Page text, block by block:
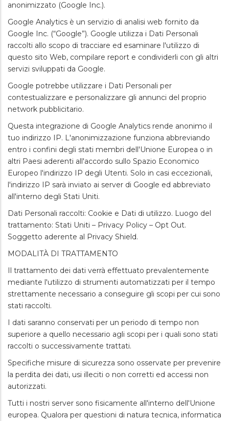
anonimizzato (Google Inc.).
Google Analytics è un servizio di analisi web fornito da
Google Inc. (“Google”). Google utilizza i Dati Personali
raccolti allo scopo di tracciare ed esaminare l'utilizzo di
questo sito Web, compilare report e condividerli con gli altri
servizi sviluppati da Google.
Google potrebbe utilizzare i Dati Personali per
contestualizzare e personalizzare gli annunci del proprio
network pubblicitario.
Questa integrazione di Google Analytics rende anonimo il
tuo indirizzo IP. L'anonimizzazione funziona abbreviando
entro i confini degli stati membri dell'Unione Europea o in
altri Paesi aderenti all'accordo sullo Spazio Economico
Europeo l'indirizzo IP degli Utenti. Solo in casi eccezionali,
l'indirizzo IP sarà inviato ai server di Google ed abbreviato
all'interno degli Stati Uniti.
Dati Personali raccolti: Cookie e Dati di utilizzo. Luogo del
trattamento: Stati Uniti – Privacy Policy – Opt Out.
Soggetto aderente al Privacy Shield.
MODALITÀ DI TRATTAMENTO
Il trattamento dei dati verrà effettuato prevalentemente
mediante l'utilizzo di strumenti automatizzati per il tempo
strettamente necessario a conseguire gli scopi per cui sono
stati raccolti.
I dati saranno conservati per un periodo di tempo non
superiore a quello necessario agli scopi per i quali sono stati
raccolti o successivamente trattati.
Specifiche misure di sicurezza sono osservate per prevenire
la perdita dei dati, usi illeciti o non corretti ed accessi non
autorizzati.
Tutti i nostri server sono fisicamente all'interno dell'Unione
europea. Qualora per questioni di natura tecnica, informatica